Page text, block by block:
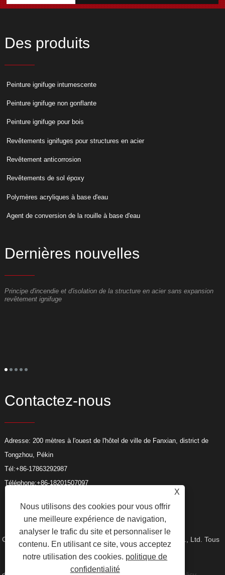
Des produits
Peinture ignifuge intumescente
Peinture ignifuge non gonflante
Peinture ignifuge pour bois
Revêtements ignifuges pour structures en acier
Revêtement anticorrosion
Revêtements de sol époxy
Polymères acryliques à base d'eau
Agent de conversion de la rouille à base d'eau
Dernières nouvelles
Principe d'incendie et d'isolation de la structure en acier sans expansion
revêtement ignifuge
Contactez-nous
Adresse: 200 mètres à l'ouest de l'hôtel de ville de Fanxian, district de
Tongzhou, Pékin
Tél:+86-17863292987
Téléphone:+86-18201507097
Fax: +86-316-8875128
Copyright © 2023 Beijing Huacheng Fireproof Coating Co., Ltd. Tous
X
Nous utilisons des cookies pour vous offrir
une meilleure expérience de navigation,
analyser le trafic du site et personnaliser le
contenu. En utilisant ce site, vous acceptez
notre utilisation des cookies. politique de
confidentialité